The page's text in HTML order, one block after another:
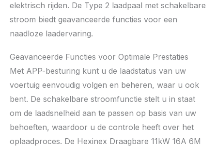
elektrisch rijden. De Type 2 laadpaal met schakelbare
stroom biedt geavanceerde functies voor een
naadloze laadervaring.
Geavanceerde Functies voor Optimale Prestaties
Met APP-besturing kunt u de laadstatus van uw
voertuig eenvoudig volgen en beheren, waar u ook
bent. De schakelbare stroomfunctie stelt u in staat
om de laadsnelheid aan te passen op basis van uw
behoeften, waardoor u de controle heeft over het
oplaadproces. De Hexinex Draagbare 11kW 16A 6M